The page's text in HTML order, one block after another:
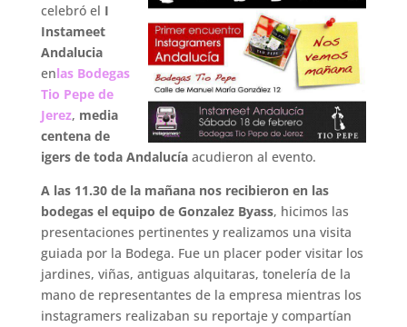
celebró el I
Instameet
Andalucia
enlas Bodegas
Tio Pepe de
Jerez, media
centena de
igers de toda Andalucíaacudieron al evento.
A las 11.30 de la mañana nos recibieron en las
bodegas el equipo de Gonzalez Byass, hicimos las
presentaciones pertinentes y realizamos una visita
guiada por la Bodega. Fue un placer poder visitar los
jardines, viñas, antiguas alquitaras, tonelería de la
mano de representantes de la empresa mientras los
instagramers realizaban su reportaje y compartían